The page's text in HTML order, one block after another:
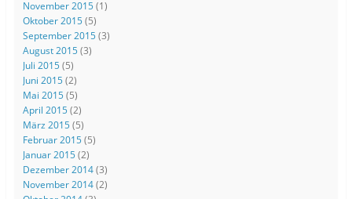
November 2015(1)
Oktober 2015(5)
September 2015(3)
August 2015(3)
Juli 2015(5)
Juni 2015(2)
Mai 2015(5)
April 2015(2)
März 2015(5)
Februar 2015(5)
Januar 2015(2)
Dezember 2014(3)
November 2014(2)